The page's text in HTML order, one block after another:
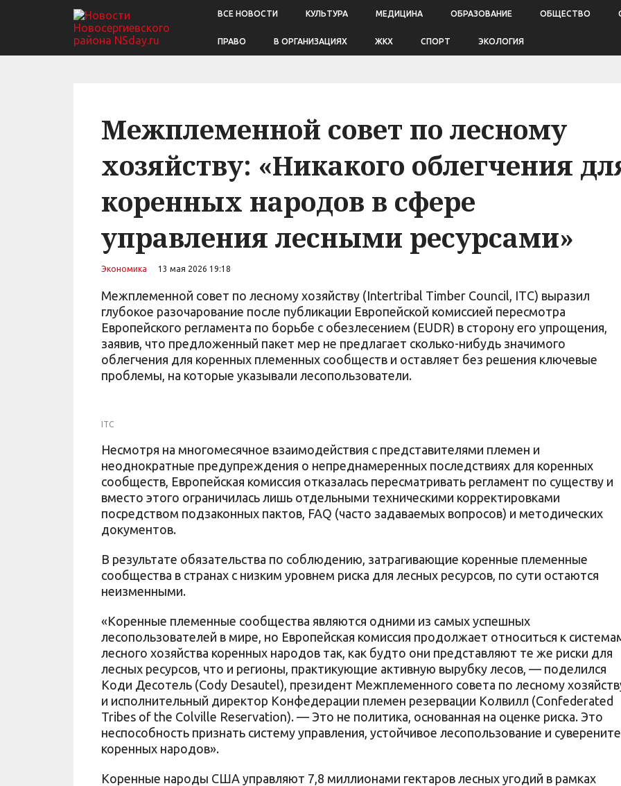
ВСЕ НОВОСТИ КУЛЬТУРА МЕДИЦИНА ОБРАЗОВАНИЕ ОБЩЕСТВО
ПРАВО В ОРГАНИЗАЦИЯХ ЖКХ СПОРТ ЭКОЛОГИЯ
Межплеменной совет по лесному
хозяйству: «Никакого облегчения
коренных народов в сфере
управления лесными ресурсами»
Экономика 13 мая 2026 19:18
Межплеменной совет по лесному хозяйству (Intertribal Timber Council, ITC) выразил
глубокое разочарование после публикации Европейской комиссией пересмотра
Европейского регламента по борьбе с обезлесением (EUDR) в сторону его упрощения,
заявив, что предложенный пакет мер не предлагает сколько-нибудь значимого
облегчения для коренных племенных сообществ и оставляет без решения ключевые
проблемы, на которые указывали лесопользователи.
ITC
Несмотря на многомесячное взаимодействия с представителями племен и
неоднократные предупреждения о непреднамеренных последствиях для коренных
сообществ, Европейская комиссия отказалась пересматривать регламент по существу и
вместо этого ограничилась лишь отдельными техническими корректировками
посредством подзаконных пактов, FAQ (часто задаваемых вопросов) и методических
документов.
В результате обязательства по соблюдению, затрагивающие коренные племенные
сообщества в странах с низким уровнем риска для лесных ресурсов, по сути остаются
неизменными.
«Коренные племенные сообщества являются одними из самых успешных
лесопользователей в мире, но Европейская комиссия продолжает относиться к
лесного хозяйства коренных народов так, как будто они представляют те же риски для
лесных ресурсов, что и регионы, практикующие активную вырубку лесов, — поделился
Коди Десотель (Cody Desautel), президент Межплеменного совета по лесному
и исполнительный директор Конфедерации племен резервации Колвилл (Confederated
Tribes of the Colville Reservation). — Это не политика, основанная на оценке риска. Это
неспособность признать систему управления, устойчивое лесопользование и
коренных народов».
Коренные народы США управляют 7,8 миллионами гектаров лесных угодий в рамках